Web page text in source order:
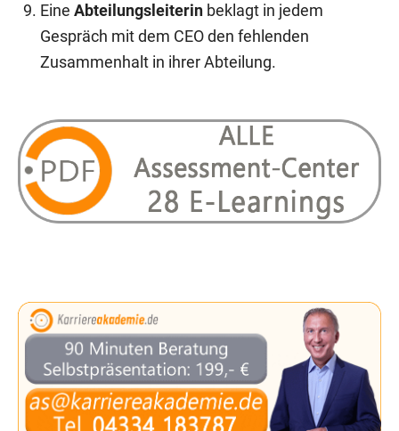
Eine Abteilungsleiterin beklagt in jedem
Gespräch mit dem CEO den fehlenden
Zusammenhalt in ihrer Abteilung.